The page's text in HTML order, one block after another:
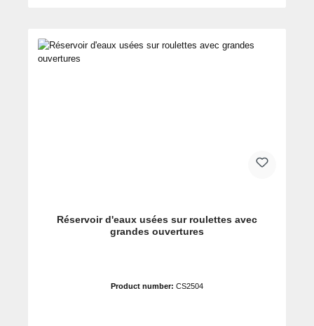
Réservoir d'eaux usées sur roulettes avec
grandes ouvertures
Product number: CS2504